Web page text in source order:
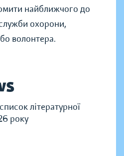
найближчого до
охорони,
волонтера.
літературної
року